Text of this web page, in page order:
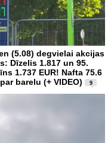
(5.08) degvielai akcijas
Dīzelis 1.817 un 95.
1.737 EUR! Nafta 75.6
barelu (+ VIDEO)
9